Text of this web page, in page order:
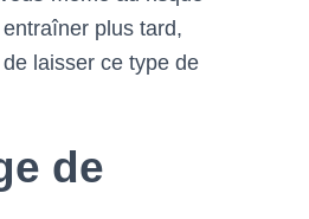
plus tard,
laisser ce type de
de